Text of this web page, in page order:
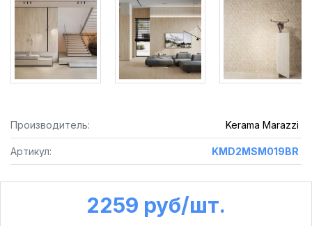
Производитель: Kerama Marazzi
Артикул: KMD2MSM019BR
2259 руб /шт.